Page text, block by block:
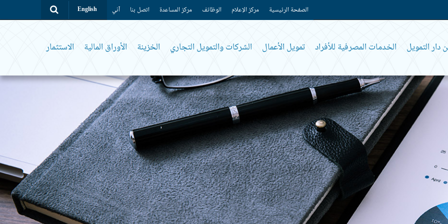
الصفحة الرئيسية مركز الإعلام الوظائف مركز المساعدة اتصل بنا آني English
دار التمويل الخدمات المصرفية للأفراد تمويل الأعمال الشركات والتمويل التجاري الخزينة الأوراق المالية الاستثمار